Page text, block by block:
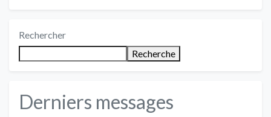
Rechercher
Recherche
Derniers messages